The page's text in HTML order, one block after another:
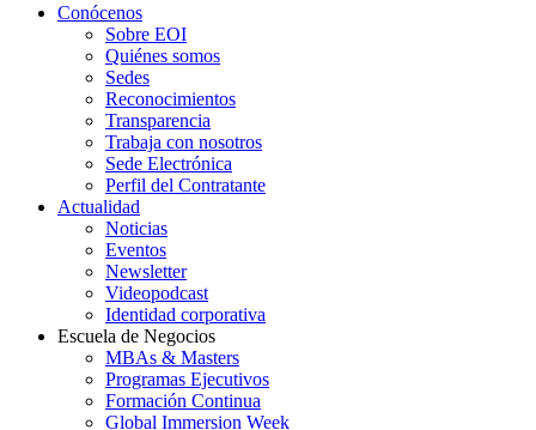
Conócenos
Sobre EOI
Quiénes somos
Sedes
Reconocimientos
Transparencia
Trabaja con nosotros
Sede Electrónica
Perfil del Contratante
Actualidad
Noticias
Eventos
Newsletter
Videopodcast
Identidad corporativa
Escuela de Negocios
MBAs & Masters
Programas Ejecutivos
Formación Continua
Global Immersion Week